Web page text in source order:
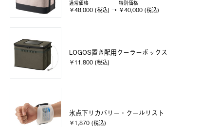
通常価格
￥48,000 (税込)
特別価格
￥40,000 (税込)
LOGOS置き配用クーラーボックス
￥11,800 (税込)
氷点下リカバリー・クールリスト
￥1,870 (税込)